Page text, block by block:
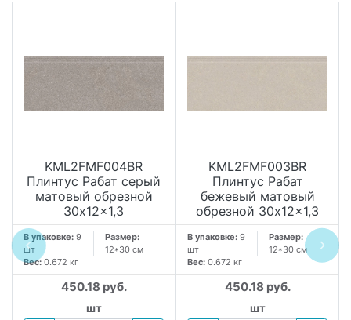
KML2FMF004BR
Плинтус Рабат серый
матовый обрезной
30x12x1,3
В упаковке: 9
шт
Размер:
12*30 см
Вес: 0.672 кг
450.18 руб.
шт
KML2FMF003BR
Плинтус Рабат
бежевый матовый
обрезной 30x12x1,3
В упаковке: 9
шт
Размер:
12*30 см
Вес: 0.672 кг
450.18 руб.
шт